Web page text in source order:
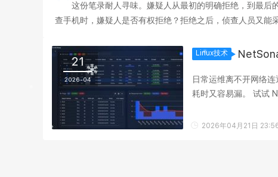
这份笔录耐人寻味。嫌疑人从最初的明确拒绝，到最后
查手机时，嫌疑人是否有权拒绝？拒绝之后，侦查人员又能
21
2026-04
Linux技术
日常运维离不开网络
耗时又容易漏。 试试
2026年04月21日